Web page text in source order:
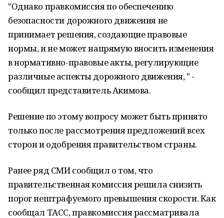
"Однако правкомиссия по обеспечению
безопасности дорожного движения не
принимает решения, создающие правовые
нормы, и не может напрямую вносить изменения
в нормативно-правовые акты, регулирующие
различные аспекты дорожного движения, " -
сообщил представитель Акимова.
Решение по этому вопросу может быть принято
только после рассмотрения предложений всех
сторон и одобрения правительством страны.
Ранее ряд СМИ сообщил о том, что
правительственная комиссия решила снизить
порог нештрафуемого превышения скорости. Как
сообщал ТАСС, правкомиссия рассматривала